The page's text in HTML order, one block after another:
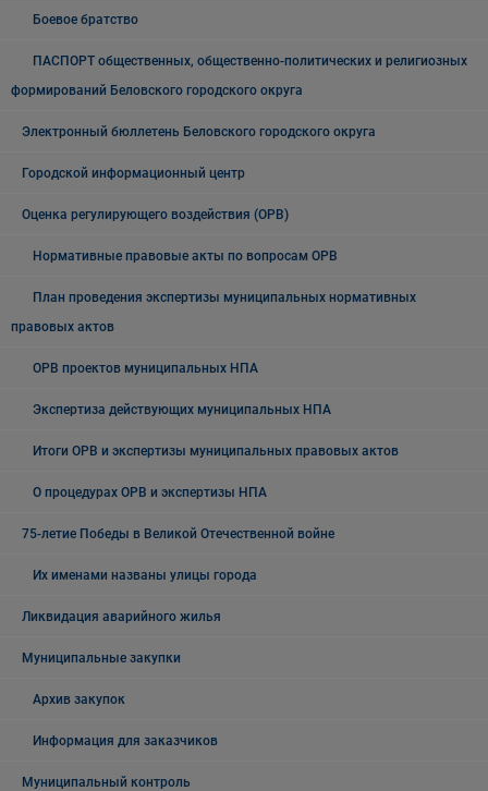
Боевое братство
ПАСПОРТ общественных, общественно-политических и религиозных
формирований Беловского городского округа
Электронный бюллетень Беловского городского округа
Городской информационный центр
Оценка регулирующего воздействия (ОРВ)
Нормативные правовые акты по вопросам ОРВ
План проведения экспертизы муниципальных нормативных
правовых актов
ОРВ проектов муниципальных НПА
Экспертиза действующих муниципальных НПА
Итоги ОРВ и экспертизы муниципальных правовых актов
О процедурах ОРВ и экспертизы НПА
75-летие Победы в Великой Отечественной войне
Их именами названы улицы города
Ликвидация аварийного жилья
Муниципальные закупки
Архив закупок
Информация для заказчиков
Муниципальный контроль